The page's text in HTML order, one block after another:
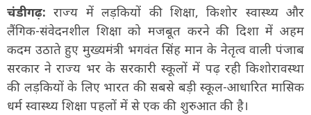
चंडीगढ़:राज्य में लड़कियों की शिक्षा, किशोर स्वास्थ्य और
लैंगिक-संवेदनशील शिक्षा को मजबूत करने की दिशा में अहम
कदम उठाते हुए मुख्यमंत्री भगवंत सिंह मान के नेतृत्व वाली पंजाब
सरकार ने राज्य भर के सरकारी स्कूलों में पढ़ रही किशोरावस्था
की लड़कियों के लिए भारत की सबसे बड़ी स्कूल-आधारित मासिक
धर्म स्वास्थ्य शिक्षा पहलों में से एक की शुरुआत की है।